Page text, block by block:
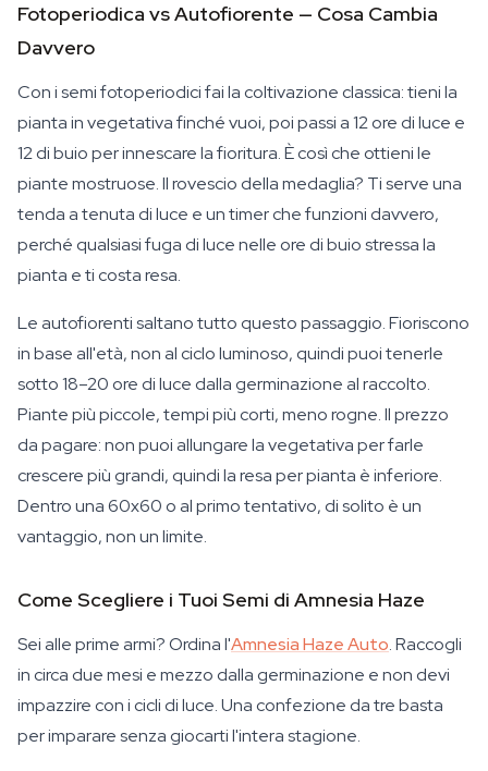
Fotoperiodica vs Autofiorente — Cosa Cambia
Davvero
Con i semi fotoperiodici fai la coltivazione classica: tieni la
pianta in vegetativa finché vuoi, poi passi a 12 ore di luce e
12 di buio per innescare la fioritura. È così che ottieni le
piante mostruose. Il rovescio della medaglia? Ti serve una
tenda a tenuta di luce e un timer che funzioni davvero,
perché qualsiasi fuga di luce nelle ore di buio stressa la
pianta e ti costa resa.
Le autofiorenti saltano tutto questo passaggio. Fioriscono
in base all'età, non al ciclo luminoso, quindi puoi tenerle
sotto 18–20 ore di luce dalla germinazione al raccolto.
Piante più piccole, tempi più corti, meno rogne. Il prezzo
da pagare: non puoi allungare la vegetativa per farle
crescere più grandi, quindi la resa per pianta è inferiore.
Dentro una 60x60 o al primo tentativo, di solito è un
vantaggio, non un limite.
Come Scegliere i Tuoi Semi di Amnesia Haze
Sei alle prime armi? Ordina l'Amnesia Haze Auto. Raccogli
in circa due mesi e mezzo dalla germinazione e non devi
impazzire con i cicli di luce. Una confezione da tre basta
per imparare senza giocarti l'intera stagione.